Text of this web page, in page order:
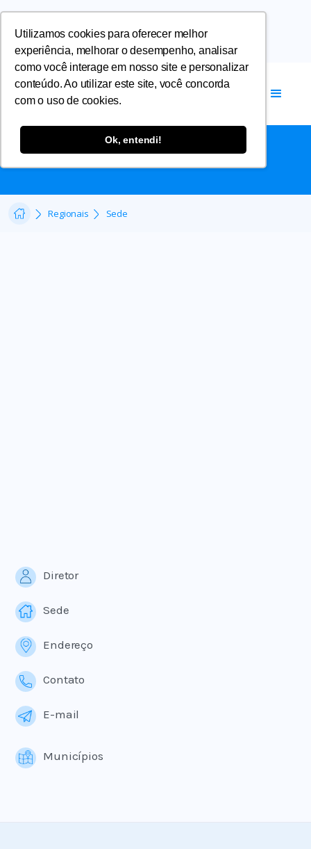
Utilizamos cookies para oferecer melhor
experiência, melhorar o desempenho, analisar
como você interage em nosso site e personalizar
conteúdo. Ao utilizar este site, você concorda
com o uso de cookies.
Ok, entendi!
SEDE
Regionais Sede
Diretor
Sede
Endereço
Contato
E-mail
Municípios